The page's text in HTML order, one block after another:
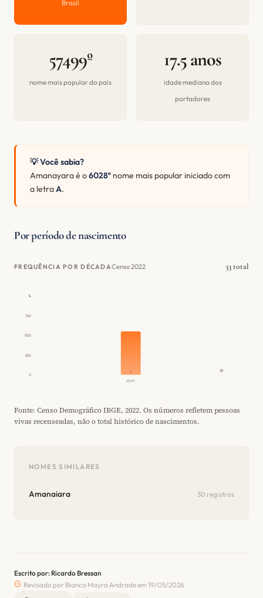
Brasil
57499º
nome mais popular do país
17.5 anos
idade mediana dos
portadores
💡 Você sabia?
Amanayara é o6028º nome mais popular iniciado com
a letraA.
Por período de nascimento
FREQUÊNCIA POR DÉCADACenso 2022 33 total
0
250
500
750
1k
2000
33
Fonte: Censo Demográfico IBGE, 2022. Os números refletem pessoas
vivas recenseadas, não o total histórico de nascimentos.
NOMES SIMILARES
Amanaiara 30 registros
Escrito por: Ricardo Bressan
Revisado por Bianca Mayra Andrade em 19/05/2026